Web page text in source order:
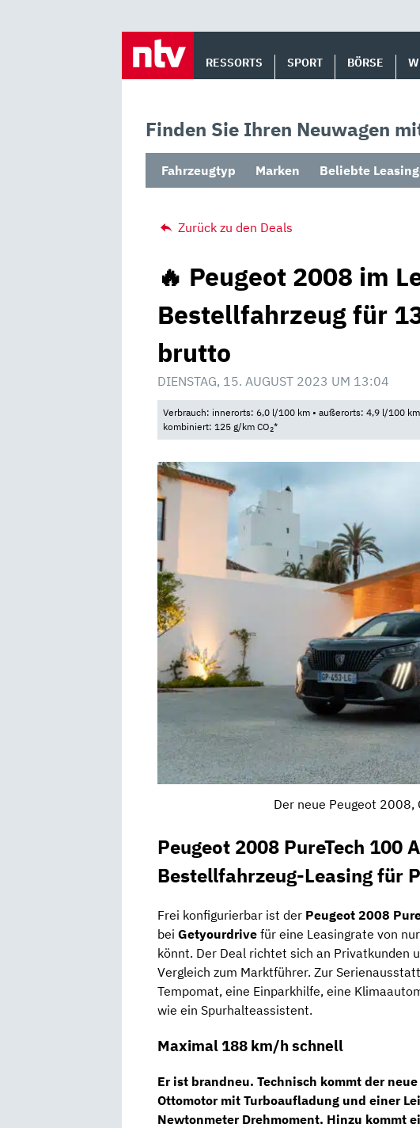
RESSORTS SPORT BÖRSE
Finden Sie Ihren Neuwagen
Fahrzeugtyp Marken Beliebte
Zurück zu den Deals
🔥 Peugeot 2008 im
Bestellfahrzeug für
brutto
DIENSTAG, 15. AUGUST 2023 UM 13:04
Verbrauch: innerorts: 6,0 l/100 km • außerorts: 4,9 l/100
kombiniert: 125 g/km CO2*
Der neue Peugeot 2008,
Peugeot 2008 PureTech 100
Bestellfahrzeug-Leasing für
Frei konfigurierbar ist der Peugeot 2008
bei Getyourdrive für eine Leasingrate von nur
könnt. Der Deal richtet sich an Privatkunden
Vergleich zum Marktführer. Zur
Tempomat, eine Einparkhilfe, eine
wie ein Spurhalteassistent.
Maximal 188 km/h schnell
Er ist brandneu. Technisch kommt der
Ottomotormit Turboaufladung und einer
Newtonmeter Drehmoment. Hinzu kommt